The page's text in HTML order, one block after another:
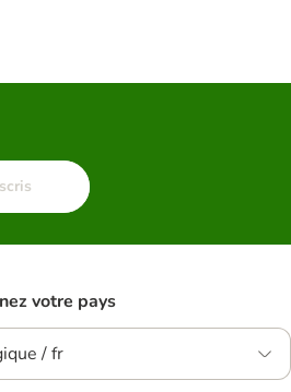
votre pays
/ fr